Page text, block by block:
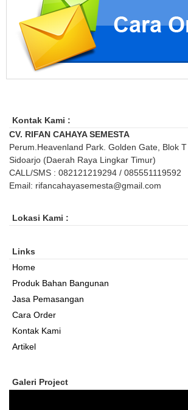
Kontak Kami :
CV. RIFAN CAHAYA SEMESTA
Perum.Heavenland Park. Golden Gate, Blok T
Sidoarjo (Daerah Raya Lingkar Timur)
CALL/SMS : 082121219294 / 085551119592
Email: rifancahayasemesta@gmail.com
Lokasi Kami :
Links
Home
Produk Bahan Bangunan
Jasa Pemasangan
Cara Order
Kontak Kami
Artikel
Galeri Project